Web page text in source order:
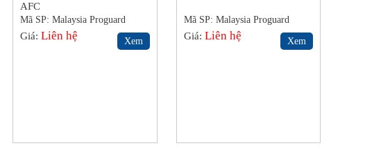
AFC
Mã SP: Malaysia Proguard
S5BS
Giá:Liên hệ Xem
Mã SP: Malaysia Proguard
S5BS
Giá: Liên hệ Xem